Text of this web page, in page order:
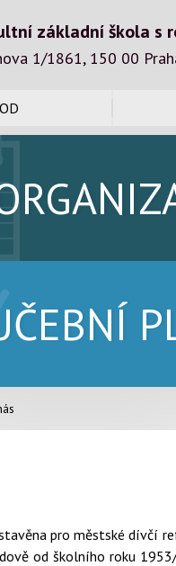
základní škola s
1/1861, 150 00
pro městské dívčí
od školního roku